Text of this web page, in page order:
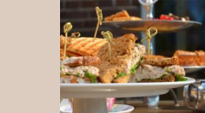
Een heerlijke
high tea bij
De Deel